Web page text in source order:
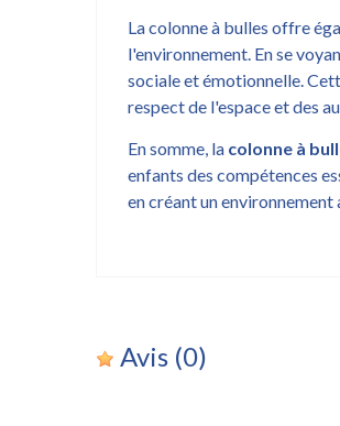
La colonne à bulles offre
l'environnement. En se
sociale et émotionnelle.
respect de l'espace et des
En somme, la colonne à
enfants des compétences
en créant un environnement
Avis (0)